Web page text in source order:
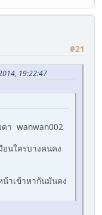
#21
19:22:47
ดา wanwan002
อนใครบางคนคง
าเข้าหากันมันคง